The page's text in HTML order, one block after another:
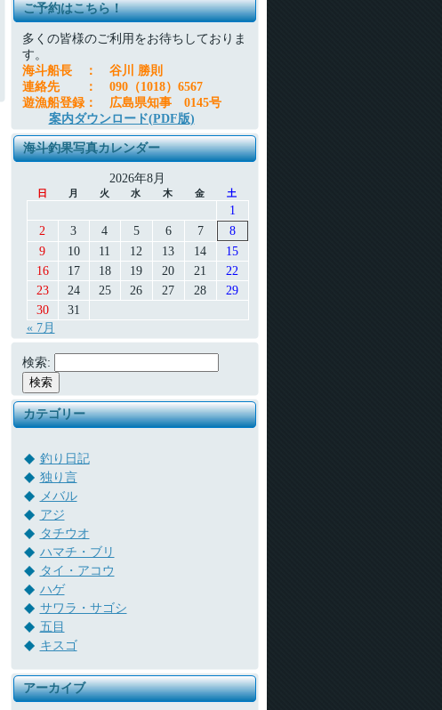
ご予約はこちら！
多くの皆様のご利用をお待ちしておりま
す。
海斗船長
：
谷川 勝則
連絡先
：
090（1018）6567
遊漁船登録：
広島県知事 0145号
案内ダウンロード(PDF版)
海斗釣果写真カレンダー
2026年8月
日 月 火 水 木 金 土
« 7月
1
2
3 4 5 6 7
8
9
10 11 12 13 14
15
16
17 18 19 20 21
22
23
24 25 26 27 28
29
30
31
検索:
カテゴリー
釣り日記
独り言
メバル
アジ
タチウオ
ハマチ・ブリ
タイ・アコウ
ハゲ
サワラ・サゴシ
五目
キスゴ
アーカイブ